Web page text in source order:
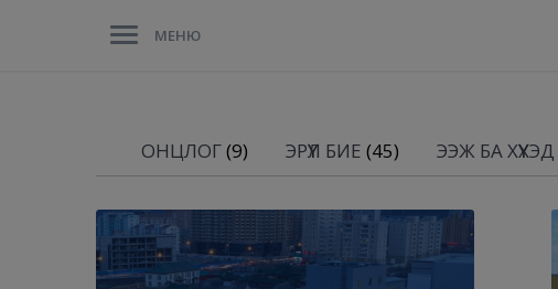
МЕНЮ
ОНЦЛОГ(9) ЭРҮҮЛ БИЕ (45) ЭЭЖ БА ХҮҮХЭД